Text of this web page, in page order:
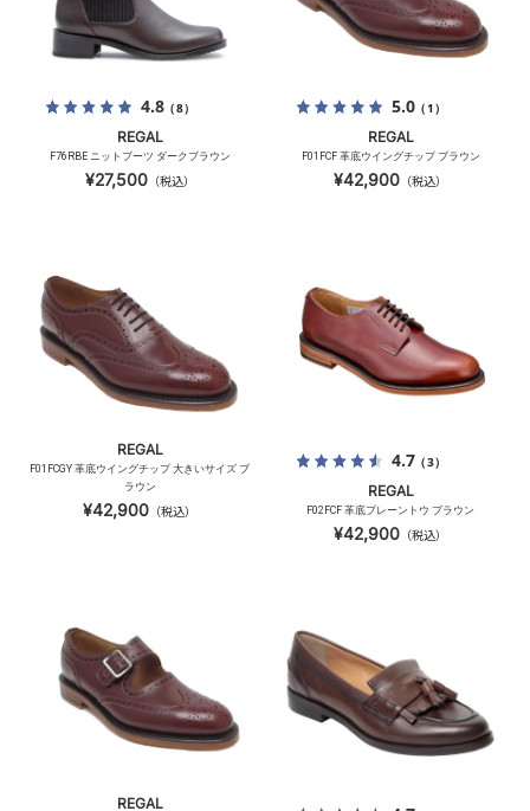
4.8（8）
REGAL
F76RBE ニットブーツ ダークブラウン
¥27,500（税込）
5.0（1）
REGAL
F01FCF 革底ウイングチップ ブラウン
¥42,900 （税込）
REGAL
F01FCGY 革底ウイングチップ 大きいサイズ ブ
ラウン
¥42,900 （税込）
4.7（3）
REGAL
F02FCF 革底プレーントウ ブラウン
¥42,900 （税込）
REGAL